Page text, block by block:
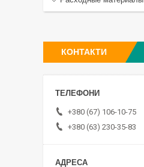
КОНТАКТИ
+380 (67) 106-10-75
+380 (63) 230-35-83